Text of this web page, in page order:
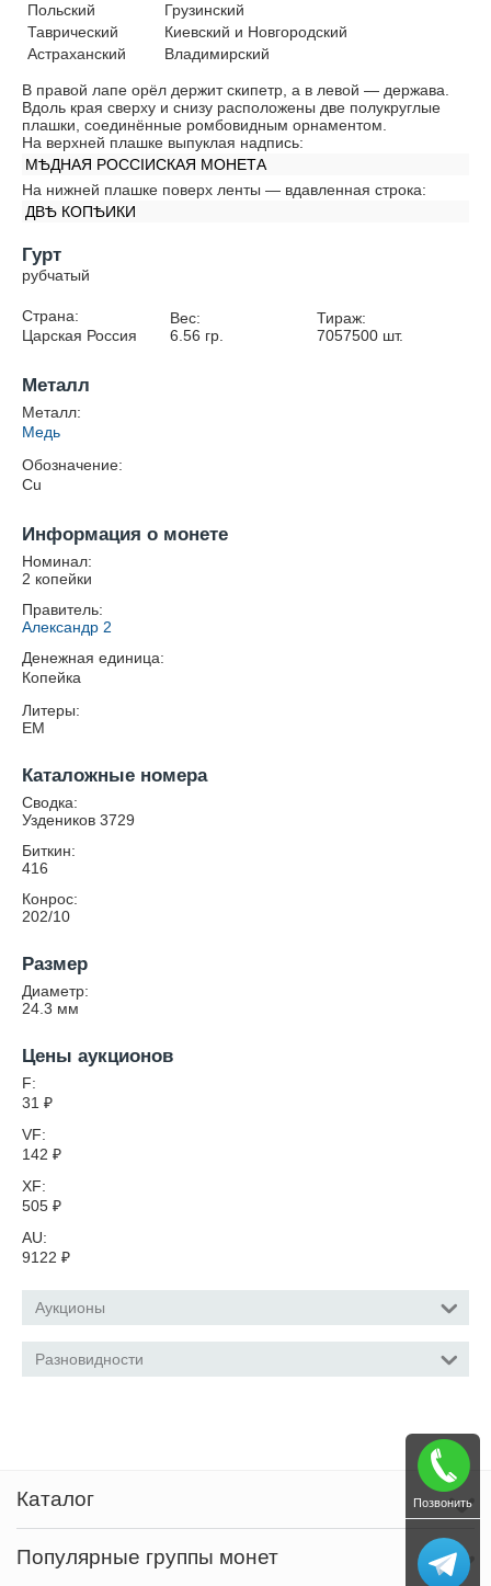
Польский
Таврический
Астраханский
Грузинский
Киевский и Новгородский
Владимирский
В правой лапе орёл держит скипетр, а в левой — держава.
Вдоль края сверху и снизу расположены две полукруглые
плашки, соединённые ромбовидным орнаментом.
На верхней плашке выпуклая надпись:
МѢДНАЯ РОССIИСКАЯ МОНЕТА
На нижней плашке поверх ленты — вдавленная строка:
ДВѢ КОПѢИКИ
Гурт
рубчатый
Страна:
Царская Россия
Вес:
6.56 гр.
Тираж:
7057500 шт.
Металл
Металл:
Медь
Обозначение:
Cu
Информация о монете
Номинал:
2 копейки
Правитель:
Александр 2
Денежная единица:
Копейка
Литеры:
ЕМ
Каталожные номера
Сводка:
Уздеников 3729
Биткин:
416
Конрос:
202/10
Размер
Диаметр:
24.3 мм
Цены аукционов
F:
31 ₽
VF:
142 ₽
XF:
505 ₽
AU:
9122 ₽
Аукционы
Разновидности
Каталог
Популярные группы монет
Позвонить